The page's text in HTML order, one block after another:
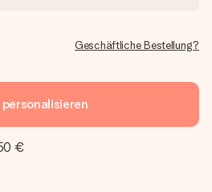
Geschäftliche Bestellung?
personalisieren
€